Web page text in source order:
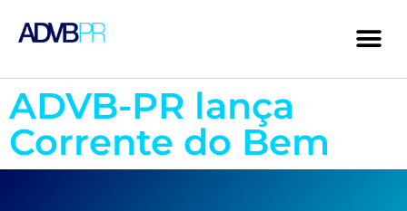
ADVB-PR lança
Corrente do Bem